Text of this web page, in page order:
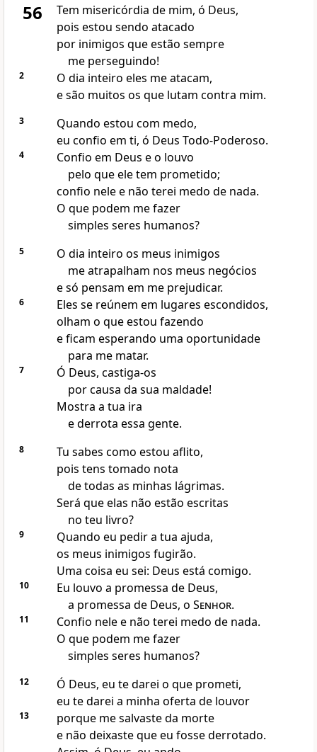
56
Tem misericórdia de mim, ó Deus,
pois estou sendo atacado
por inimigos que estão sempre
me perseguindo!
2
O dia inteiro eles me atacam,
e são muitos os que lutam contra mim.
3
Quando estou com medo,
eu confio em ti, ó Deus Todo-Poderoso.
4
Confio em Deus e o louvo
pelo que ele tem prometido;
confio nele e não terei medo de nada.
O que podem me fazer
simples seres humanos?
5
O dia inteiro os meus inimigos
me atrapalham nos meus negócios
e só pensam em me prejudicar.
6
Eles se reúnem em lugares escondidos,
olham o que estou fazendo
e ficam esperando uma oportunidade
para me matar.
7
Ó Deus, castiga-os
por causa da sua maldade!
Mostra a tua ira
e derrota essa gente.
8
Tu sabes como estou aflito,
pois tens tomado nota
de todas as minhas lágrimas.
Será que elas não estão escritas
no teu livro?
9
Quando eu pedir a tua ajuda,
os meus inimigos fugirão.
Uma coisa eu sei: Deus está comigo.
10
Eu louvo a promessa de Deus,
a promessa de Deus, o Senhor.
11
Confio nele e não terei medo de nada.
O que podem me fazer
simples seres humanos?
12
Ó Deus, eu te darei o que prometi,
eu te darei a minha oferta de louvor
13
porque me salvaste da morte
e não deixaste que eu fosse derrotado.